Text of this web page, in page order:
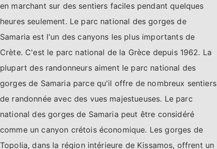
en marchant sur des sentiers faciles pendant quelques
heures seulement. Le parc national des gorges de
Samaria est l'un des canyons les plus importants de
Crète. C'est le parc national de la Grèce depuis 1962. La
plupart des randonneurs aiment le parc national des
gorges de Samaria parce qu'il offre de nombreux sentiers
de randonnée avec des vues majestueuses. Le parc
national des gorges de Samaria peut être considéré
comme un canyon crétois économique. Les gorges de
Topolia, dans la région intérieure de Kissamos, offrent un